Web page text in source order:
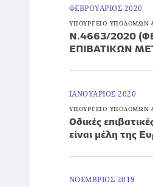
ΦΕΒΡΟΥΑΡΙΟΣ 2020
ΥΠΟΥΡΓΕΙΟ
Ν.4663/2020
ΕΠΙΒΑΤΙΚΩΝ
ΙΑΝΟΥΑΡΙΟΣ 2020
ΥΠΟΥΡΓΕΙΟ
Οδικές
είναι μέλη της
ΝΟΕΜΒΡΙΟΣ 2019